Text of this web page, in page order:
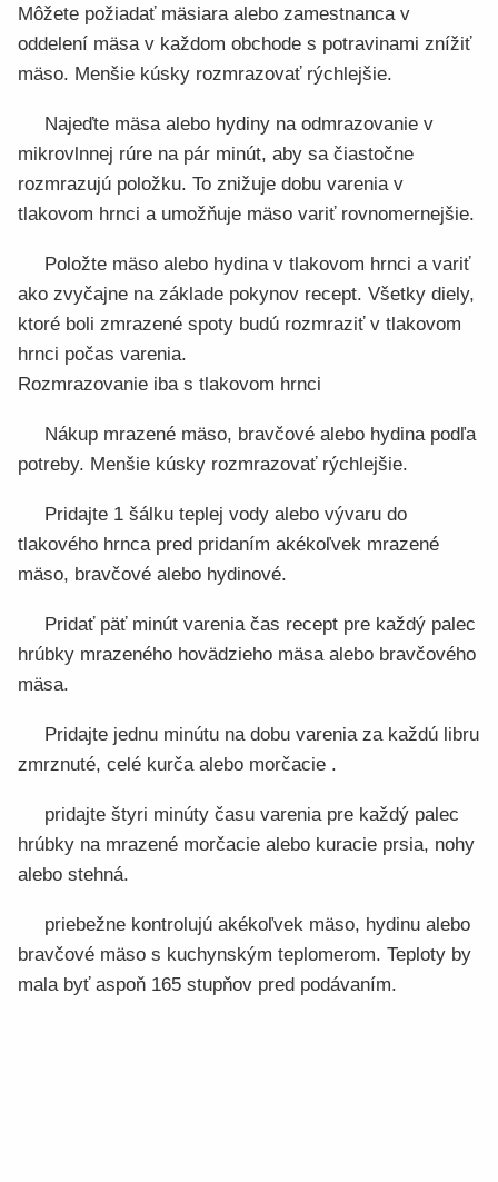
Môžete požiadať mäsiara alebo zamestnanca v
oddelení mäsa v každom obchode s potravinami znížiť
mäso. Menšie kúsky rozmrazovať rýchlejšie.
Najeďte mäsa alebo hydiny na odmrazovanie v
mikrovlnnej rúre na pár minút, aby sa čiastočne
rozmrazujú položku. To znižuje dobu varenia v
tlakovom hrnci a umožňuje mäso variť rovnomernejšie.
Položte mäso alebo hydina v tlakovom hrnci a variť
ako zvyčajne na základe pokynov recept. Všetky diely,
ktoré boli zmrazené spoty budú rozmraziť v tlakovom
hrnci počas varenia.
Rozmrazovanie iba s tlakovom hrnci
Nákup mrazené mäso, bravčové alebo hydina podľa
potreby. Menšie kúsky rozmrazovať rýchlejšie.
Pridajte 1 šálku teplej vody alebo vývaru do
tlakového hrnca pred pridaním akékoľvek mrazené
mäso, bravčové alebo hydinové.
Pridať päť minút varenia čas recept pre každý palec
hrúbky mrazeného hovädzieho mäsa alebo bravčového
mäsa.
Pridajte jednu minútu na dobu varenia za každú libru
zmrznuté, celé kurča alebo morčacie .
pridajte štyri minúty času varenia pre každý palec
hrúbky na mrazené morčacie alebo kuracie prsia, nohy
alebo stehná.
priebežne kontrolujú akékoľvek mäso, hydinu alebo
bravčové mäso s kuchynským teplomerom. Teploty by
mala byť aspoň 165 stupňov pred podávaním.